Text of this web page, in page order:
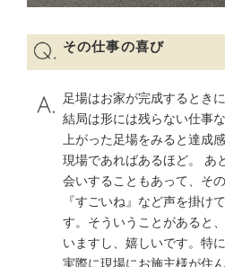
その仕事の喜び
足場はお家が完成するとき
結局は形には残らない仕事
上がった足場をみると達成
現場であればあるほど。 あ
会いすることもあって、そ
『すごいね』など声を掛け
す。そういうことがあると
いますし、嬉しいです。特
実際に現場にお施主様が住